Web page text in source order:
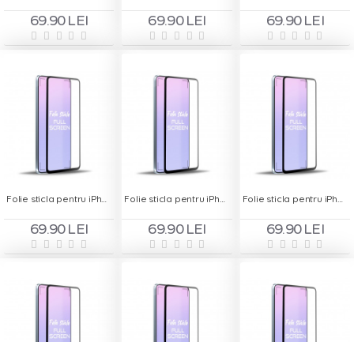
69.90 LEI 69.90 LEI 69.90 LEI
Folie sticla pentru iPhone 7 Alb - Full Screen
69.90 LEI
Folie sticla pentru iPhone 8 - Full Screen
69.90 LEI
Folie sticla pentru iPhone 8 Plus - Full Screen
69.90 LEI